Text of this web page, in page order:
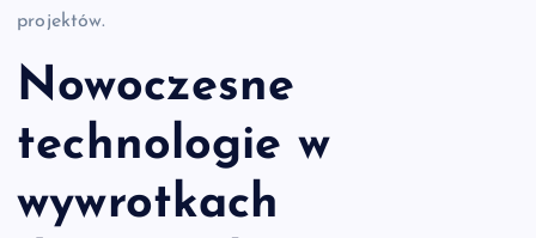
projektów.
Nowoczesne
technologie w
wywrotkach